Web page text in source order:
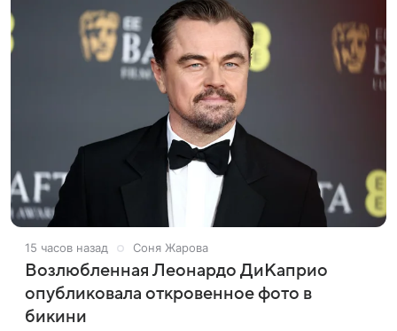
15 часов назад Соня Жарова
Возлюбленная Леонардо ДиКаприо
опубликовала откровенное фото в
бикини